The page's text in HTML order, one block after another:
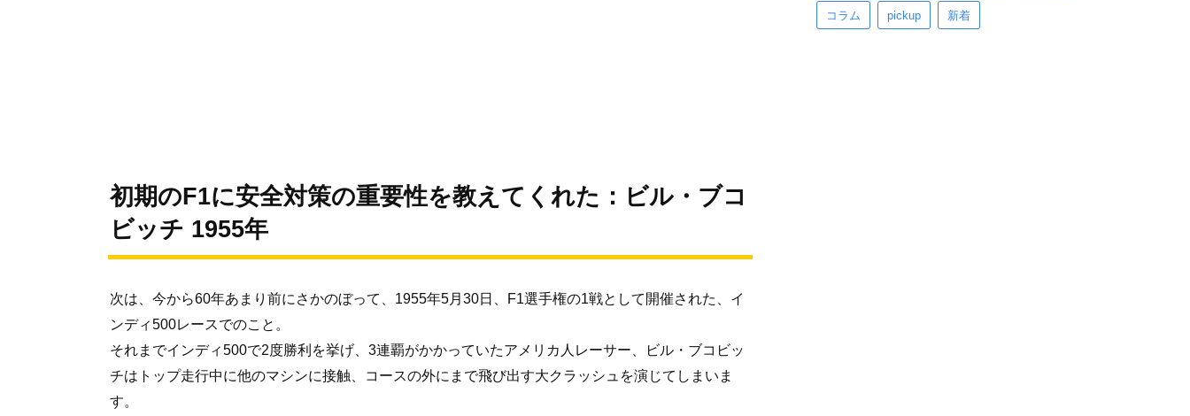
初期のF1に安全対策の重要性を教えてくれた：ビル・ブコ
ビッチ 1955年
次は、今から60年あまり前にさかのぼって、1955年5月30日、F1選手権の1戦として開催された、イ
ンディ500レースでのこと。
それまでインディ500で2度勝利を挙げ、3連覇がかかっていたアメリカ人レーサー、ビル・ブコビッ
チはトップ走行中に他のマシンに接触、コースの外にまで飛び出す大クラッシュを演じてしまいま
す。
コラム pickup 新着